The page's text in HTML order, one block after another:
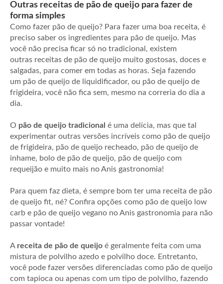
Outras receitas de pão de queijo para fazer de
forma simples
Como fazer pão de queijo? Para fazer uma boa receita, é
preciso saber os ingredientes para pão de queijo. Mas
você não precisa ficar só no tradicional, existem
outras receitas de pão de queijo muito gostosas, doces e
salgadas, para comer em todas as horas. Seja fazendo
um pão de queijo de liquidificador, ou pão de queijo de
frigideira, você não fica sem, mesmo na correria do dia a
dia.
O pão de queijo tradicional é uma delícia, mas que tal
experimentar outras versões incríveis como pão de queijo
de frigideira, pão de queijo recheado, pão de queijo de
inhame, bolo de pão de queijo, pão de queijo com
requeijão e muito mais no Anis gastronomia!
Para quem faz dieta, é sempre bom ter uma receita de pão
de queijo fit, né? Confira opções como pão de queijo low
carb e pão de queijo vegano no Anis gastronomia para não
passar vontade!
A receita de pão de queijo é geralmente feita com uma
mistura de polvilho azedo e polvilho doce. Entretanto,
você pode fazer versões diferenciadas como pão de queijo
com tapioca ou apenas com um tipo de polvilho, fazendo